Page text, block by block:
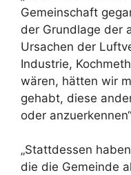
Gemeinschaft
der Grundlage der
Ursachen der
Industrie,
wären, hätten wir
gehabt, diese
oder
„Stattdessen
die die Gemeinde